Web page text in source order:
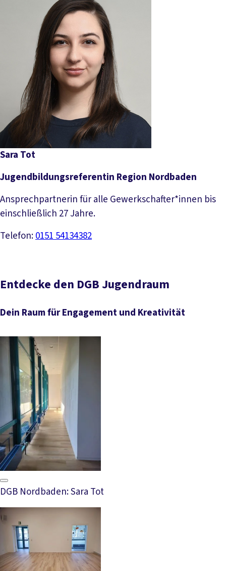
Sara Tot
Jugendbildungsreferentin Region Nordbaden
Ansprechpartnerin für alle Gewerkschafter*innen bis
einschließlich 27 Jahre.
Telefon:0151 54134382
Entdecke den DGB Jugendraum
Dein Raum für Engagement und Kreativität
DGB Nordbaden: Sara Tot